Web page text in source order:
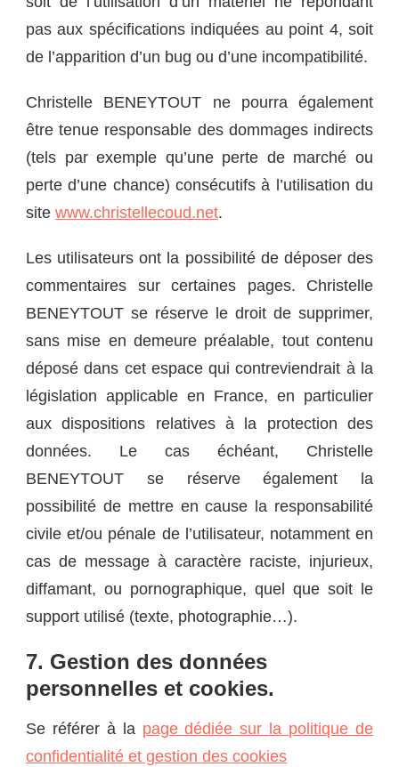
pas aux spécifications indiquées au point 4, soit
de l’apparition d’un bug ou d’une incompatibilité.
Christelle BENEYTOUT ne pourra également
être tenue responsable des dommages indirects
(tels par exemple qu’une perte de marché ou
perte d’une chance) consécutifs à l’utilisation du
site www.christellecoud.net.
Les utilisateurs ont la possibilité de déposer des
commentaires sur certaines pages. Christelle
BENEYTOUT se réserve le droit de supprimer,
sans mise en demeure préalable, tout contenu
déposé dans cet espace qui contreviendrait à la
législation applicable en France, en particulier
aux dispositions relatives à la protection des
données. Le cas échéant, Christelle
BENEYTOUT se réserve également la
possibilité de mettre en cause la responsabilité
civile et/ou pénale de l’utilisateur, notamment en
cas de message à caractère raciste, injurieux,
diffamant, ou pornographique, quel que soit le
support utilisé (texte, photographie…).
7. Gestion des données
personnelles et cookies.
Se référer à la page dédiée sur la politique de
confidentialité et gestion des cookies